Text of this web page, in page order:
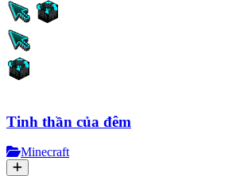
Tinh thần của đêm
Minecraft